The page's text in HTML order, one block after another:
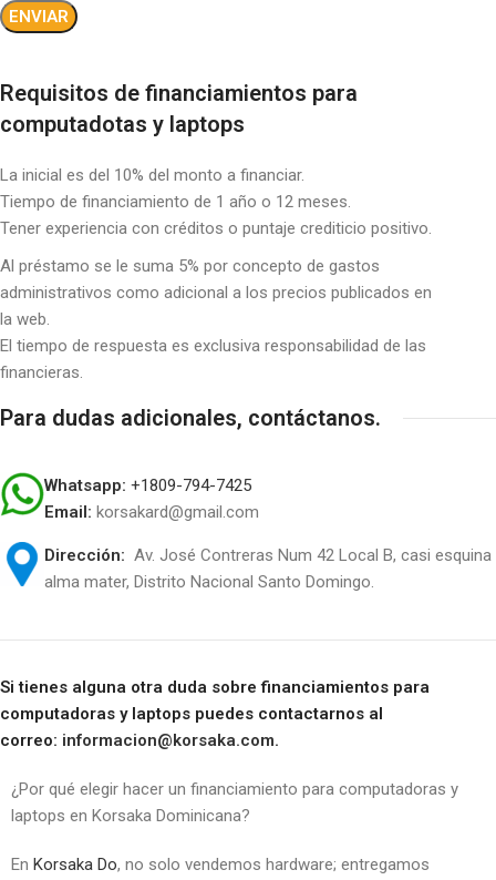
Requisitos de financiamientos para
computadotas y laptops
La inicial es del 10% del monto a financiar.
Tiempo de financiamiento de 1 año o 12 meses.
Tener experiencia con créditos o puntaje crediticio positivo.
Al préstamo se le suma 5% por concepto de gastos
administrativos como adicional a los precios publicados en
la web.
El tiempo de respuesta es exclusiva responsabilidad de las
financieras.
Para dudas adicionales, contáctanos.
Whatsapp: +1809-794-7425
Email: korsakard@gmail.com
Dirección: Av. José Contreras Num 42 Local B, casi esquina
alma mater, Distrito Nacional Santo Domingo.
Si tienes alguna otra duda sobre financiamientos para
computadoras y laptops puedes contactarnos al
correo: informacion@korsaka.com.
¿Por qué elegir hacer un financiamiento para computadoras y
laptops en Korsaka Dominicana?
En Korsaka Do, no solo vendemos hardware; entregamos